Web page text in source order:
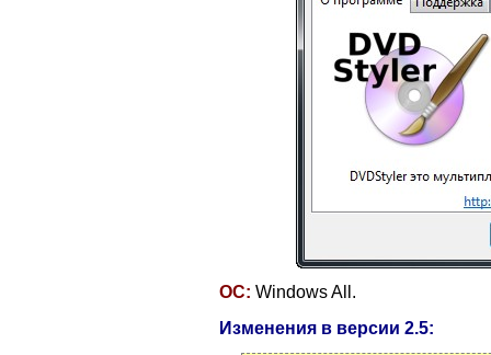
ОС: Windows All.
Изменения в версии 2.5: